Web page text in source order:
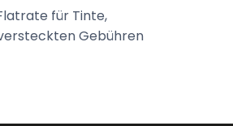
für Tinte,
Gebühren